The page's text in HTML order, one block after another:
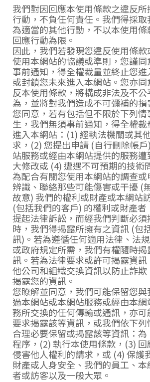
我們對因回應本使用條款之違反
行動，不負任何責任。我們得採
為適當的其他行動，不以本使用條
回應行動為限。
因此，我們若發現您違反使用條款
使用本網站的協議或準則，您謹同
事前通知，得全權裁量並終止您
或封鎖您未來進入本網站。您亦同
反本使用條款，將構成非法及不
為，並將對我們造成不可彌補的損
您同意，若有包括但不限於下列
生，我們無須事前通知，得全權裁
進入本網站：(1) 經執法機關或其
求，(2) 您提出申請 (自行刪除帳
站服務或經由本網站提供的服務遭
大修改或 (4) 遭遇不可預期的技術
為配合有關您使用本網站的調查或
辨識、聯絡那些可能傷害或干擾 (
故意) 我們的權利或財產或本網站
(包括我們的客戶) 的權利或財產者
提起法律訴訟，而經我們判斷必須
時，我們得揭露所擁有之資訊 (包
訊)。若為遵循任何適用法律、法
或政府規定所需，我們有權隨時揭
訊。若為法律要求或許可揭露資訊
他公司和組織交換資訊以防止詐欺
揭露您的資訊。
您瞭解並同意，我們可能保留您與
過本網站或本網站服務或經由本網
務所交換的任何傳輸或通訊，亦
要求揭露該等資訊，或我們依下列
合理必要保留或揭露該等資訊：
程序，(2) 執行本使用條款，(3)
侵害他人權利的請求，或 (4) 保護
財產或人身安全、我們的員工、本
者或訪客以及一般大眾。